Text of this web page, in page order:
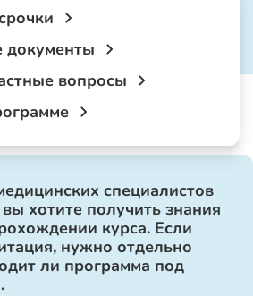
вопросы
специалистов
хотите получить знания
курса. Если
нужно отдельно
ли программа под